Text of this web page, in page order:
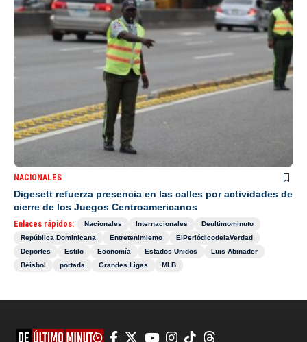
NACIONALES
Digesett refuerza presencia en las calles por actividades de
cierre de los Juegos Centroamericanos
Enlaces rápidos: Nacionales Internacionales
Deultimominuto
República Dominicana
Entretenimiento
ElPeriódicodelaVerdad
Deportes
Estilo Economía Estados Unidos
Luis Abinader
Béisbol
portada Grandes Ligas MLB